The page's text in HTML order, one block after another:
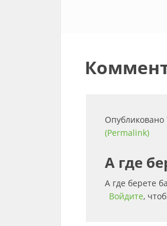
Опубликовано
(Permalink)
А где
А где берете
Войдите,